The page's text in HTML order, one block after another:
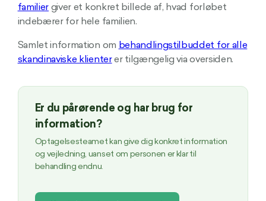
familier giver et konkret billede af, hvad forløbet
indebærer for hele familien.
Samlet information om behandlingstilbuddet for alle
skandinaviske klienterer tilgængelig via oversiden.
Er du pårørende og har brug for
information?
Optagelsesteamet kan give dig konkret information
og vejledning, uanset om personen er klar til
behandling endnu.